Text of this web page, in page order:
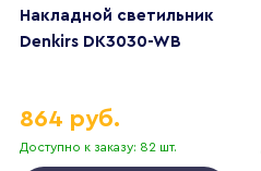
Накладной светильник
Denkirs DK3030-WB
Доступно к заказу: 82 шт.
864 руб.